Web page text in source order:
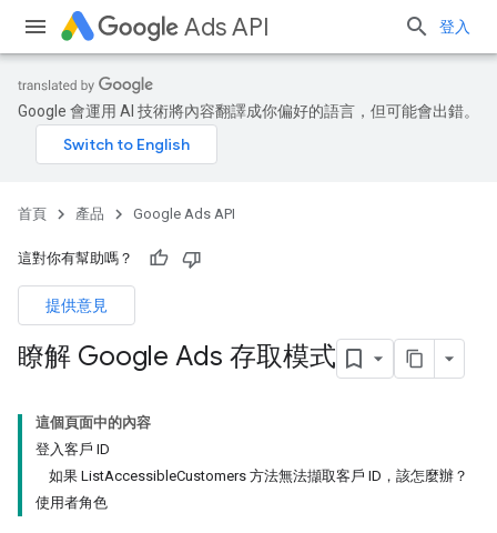
Ads API 登入
Google 會運用 AI 技術將內容翻譯成你偏好的語言，但可能會出錯。
首頁 產品 Google Ads API
這對你有幫助嗎？
提供意見
瞭解 Google Ads 存取模式
這個頁面中的內容
登入客戶 ID
如果 ListAccessibleCustomers 方法無法擷取客戶 ID，該怎麼辦？
使用者角色